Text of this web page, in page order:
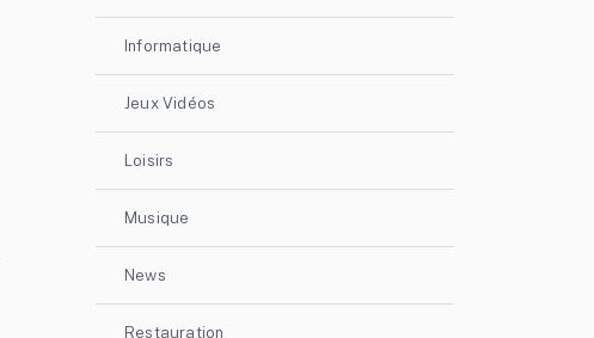
Informatique
Jeux Vidéos
Loisirs
Musique
News
Restauration